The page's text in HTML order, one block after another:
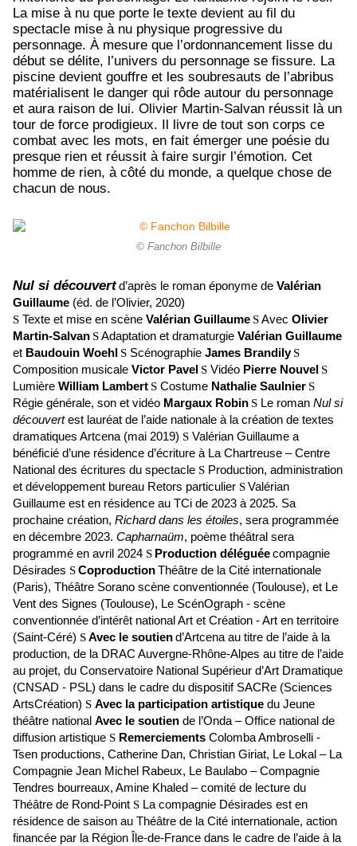
La mise à nu que porte le texte devient au fil du
spectacle mise à nu physique progressive du
personnage. À mesure que l’ordonnancement lisse du
début se délite, l’univers du personnage se fissure. La
piscine devient gouffre et les soubresauts de l’abribus
matérialisent le danger qui rôde autour du personnage
et aura raison de lui. Olivier Martin-Salvan réussit là un
tour de force prodigieux. Il livre de tout son corps ce
combat avec les mots, en fait émerger une poésie du
presque rien et réussit à faire surgir l’émotion. Cet
homme de rien, à côté du monde, a quelque chose de
chacun de nous.
© Fanchon Bilbille
Nul si découvertd’après le roman éponyme de Valérian
Guillaume (éd. de l’Olivier, 2020)
S Texte et mise en scène Valérian Guillaume SAvec Olivier
Martin-Salvan SAdaptation et dramaturgie Valérian Guillaume
et Baudouin Woehl S Scénographie James Brandily S
Composition musicale Victor Pavel S Vidéo Pierre Nouvel S
Lumière William Lambert S Costume Nathalie Saulnier S
Régie générale, son et vidéo Margaux Robin S Le roman Nul si
découvertest lauréat de l’aide nationale à la création de textes
dramatiques Artcena (mai 2019) S Valérian Guillaume a
bénéficié d’une résidence d’écriture à La Chartreuse – Centre
National des écritures du spectacle S Production, administration
et développement bureau Retors particulier SValérian
Guillaume est en résidence au TCi de 2023 à 2025. Sa
prochaine création, Richard dans les étoiles, sera programmée
en décembre 2023. Capharnaüm, poème théâtral sera
programmé en avril 2024 S Production déléguéecompagnie
Désirades SCoproductionThéâtre de la Cité internationale
(Paris), Théâtre Sorano scène conventionnée (Toulouse), et Le
Vent des Signes (Toulouse), Le ScénOgraph - scène
conventionnée d’intérêt national Art et Création - Art en territoire
(Saint-Céré) SAvec le soutiend’Artcena au titre de l’aide à la
production, de la DRAC Auvergne-Rhône-Alpes au titre de l’aide
au projet, du Conservatoire National Supérieur d’Art Dramatique
(CNSAD - PSL) dans le cadre du dispositif SACRe (Sciences
ArtsCréation) S Avec la participation artistique du Jeune
théâtre national Avec le soutien de l’Onda – Office national de
diffusion artistique S Remerciements Colomba Ambroselli -
Tsen productions, Catherine Dan, Christian Giriat, Le Lokal – La
Compagnie Jean Michel Rabeux, Le Baulabo – Compagnie
Tendres bourreaux, Amine Khaled – comité de lecture du
Théâtre de Rond-Point S La compagnie Désirades est en
résidence de saison au Théâtre de la Cité internationale, action
financée par la Région Île-de-France dans le cadre de l’aide à la